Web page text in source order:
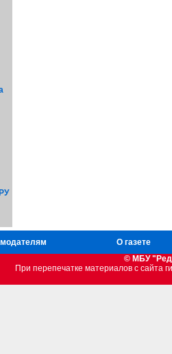
О газете
© МБУ
При перепечатке материалов c сайта